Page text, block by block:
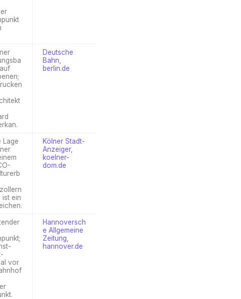
Deutsche
Bahn
berlin.de
Lage
ist ein
Kölner Stadt-
Anzeiger,
koelner-
dom.de
vor
Hannoversch
e Allgemeine
Zeitung
hannover.de